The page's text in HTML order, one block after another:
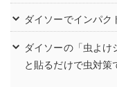
ダイソーでインパク
ダイソーの「虫よ
と貼るだけで虫対策